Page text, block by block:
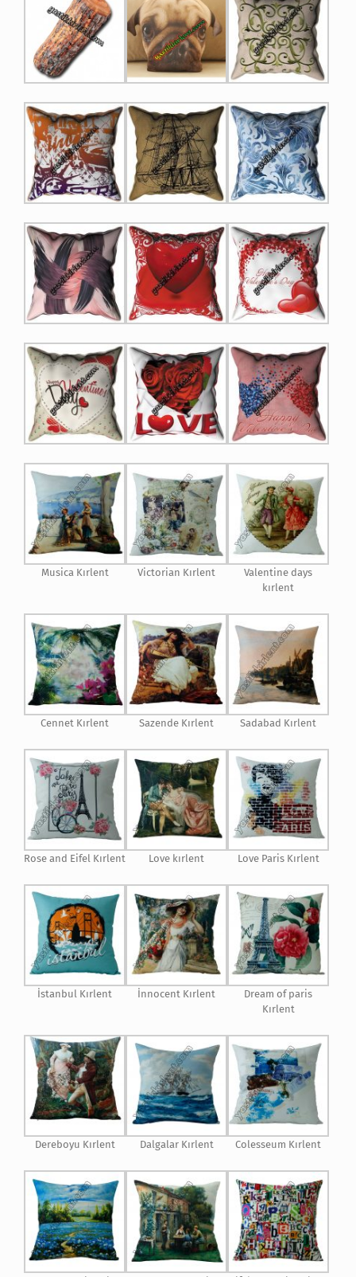
Musica Kırlent Victorian Kırlent
Valentine days
kırlent
Cennet Kırlent Sazende Kırlent Sadabad Kırlent
Rose and Eifel Kırlent Love kırlent Love Paris Kırlent
İstanbul Kırlent İnnocent Kırlent
Dream of paris
Kırlent
Dereboyu Kırlent Dalgalar Kırlent Colesseum Kırlent